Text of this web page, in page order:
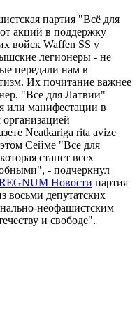
партия "Всё для
акций в поддержку
войск Waffen SS у
легионеры - не
передали нам в
Их почитание важнее
"Все для Латвии"
или манифестации в
Neatkariga rita avize
Сейме "Все для
станет всех
- подчеркнул
Новости партия
восьми депутатских
неофашистским
и свободе".